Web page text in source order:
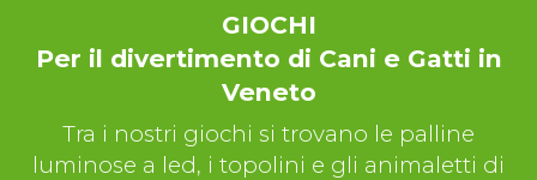
GIOCHI
Per il divertimento di Cani e Gatti in
Veneto
Tra i nostri giochi si trovano le palline
luminose a led, i topolini e gli animaletti di